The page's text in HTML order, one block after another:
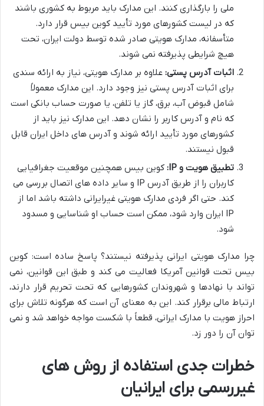
ملی را بارگذاری کنند. این مدارک باید مربوط به کشوری باشند
که در لیست کشورهای مورد تأیید کوین بیس قرار دارد.
متأسفانه، مدارک هویتی صادر شده توسط دولت ایران، تحت
هیچ شرایطی پذیرفته نمی شوند.
اثبات آدرس پستی: علاوه بر مدارک هویتی، نیاز به ارائه سندی
برای اثبات آدرس پستی نیز وجود دارد. این مدارک معمولاً
شامل قبوض آب، برق، گاز یا تلفن، یا صورت حساب بانکی است
که نام و آدرس کاربر را نشان دهد. این مدارک نیز باید از
کشورهای مورد تأیید ارائه شوند و آدرس های داخل ایران قابل
قبول نیستند.
تطبیق هویت و IP:
کوین بیس همچنین موقعیت جغرافیایی
کاربران را از طریق آدرس IP و سایر داده های اتصال بررسی می
کند. حتی اگر فردی مدارک هویتی غیرایرانی داشته باشد اما از
IP ایران وارد شود، ممکن است حساب او شناسایی و مسدود
شود.
چرا مدارک هویتی ایرانی پذیرفته نیستند؟ پاسخ ساده است: کوین
بیس تحت قوانین آمریکا فعالیت می کند و طبق این قوانین، نمی
تواند با نهادها و شهروندان کشورهایی که تحت تحریم قرار دارند،
ارتباط مالی برقرار کند. این به معنای آن است که هرگونه تلاش برای
احراز هویت با مدارک ایرانی، قطعاً با شکست مواجه خواهد شد و نمی
توان آن را دور زد.
خطرات جدی استفاده از روش های
غیررسمی برای ایرانیان